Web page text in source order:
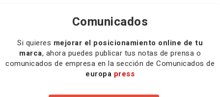
Comunicados
Si quieres mejorar el posicionamiento online de tu
marca, ahora puedes publicar tus notas de prensa o
comunicados de empresa en la sección de Comunicados de
europa press